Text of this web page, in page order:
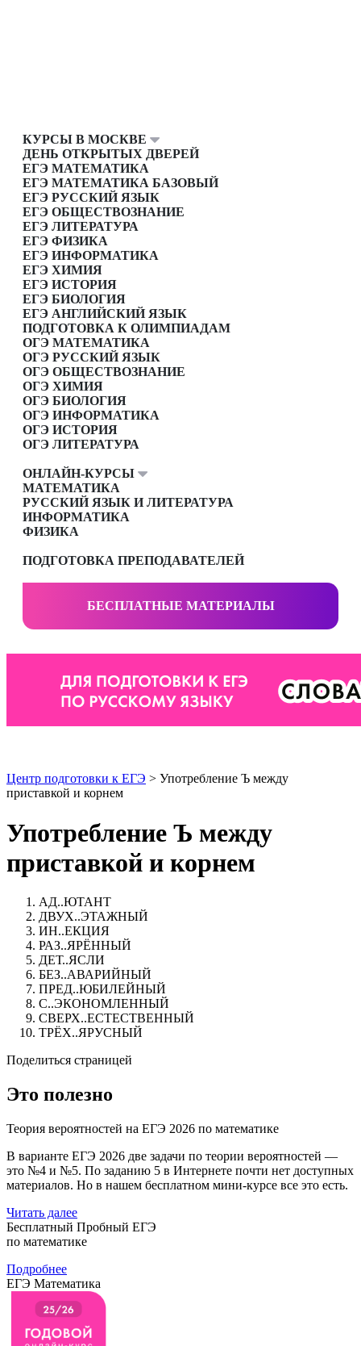
КУРСЫ В МОСКВЕ
ДЕНЬ ОТКРЫТЫХ ДВЕРЕЙ
ЕГЭ МАТЕМАТИКА
ЕГЭ МАТЕМАТИКА БАЗОВЫЙ
ЕГЭ РУССКИЙ ЯЗЫК
ЕГЭ ОБЩЕСТВОЗНАНИЕ
ЕГЭ ЛИТЕРАТУРА
ЕГЭ ФИЗИКА
ЕГЭ ИНФОРМАТИКА
ЕГЭ ХИМИЯ
ЕГЭ ИСТОРИЯ
ЕГЭ БИОЛОГИЯ
ЕГЭ АНГЛИЙСКИЙ ЯЗЫК
ПОДГОТОВКА К ОЛИМПИАДАМ
ОГЭ МАТЕМАТИКА
ОГЭ РУССКИЙ ЯЗЫК
ОГЭ ОБЩЕСТВОЗНАНИЕ
ОГЭ ХИМИЯ
ОГЭ БИОЛОГИЯ
ОГЭ ИНФОРМАТИКА
ОГЭ ИСТОРИЯ
ОГЭ ЛИТЕРАТУРА
ОНЛАЙН-КУРСЫ
МАТЕМАТИКА
РУССКИЙ ЯЗЫК И ЛИТЕРАТУРА
ИНФОРМАТИКА
ФИЗИКА
ПОДГОТОВКА ПРЕПОДАВАТЕЛЕЙ
БЕСПЛАТНЫЕ МАТЕРИАЛЫ
Центр подготовки к ЕГЭ > Употребление Ъ между
приставкой и корнем
Употребление Ъ между
приставкой и корнем
АД..ЮТАНТ
ДВУХ..ЭТАЖНЫЙ
ИН..ЕКЦИЯ
РАЗ..ЯРЁННЫЙ
ДЕТ..ЯСЛИ
БЕЗ..АВАРИЙНЫЙ
ПРЕД..ЮБИЛЕЙНЫЙ
С..ЭКОНОМЛЕННЫЙ
СВЕРХ..ЕСТЕСТВЕННЫЙ
ТРЁХ..ЯРУСНЫЙ
Поделиться страницей
Это полезно
Теория вероятностей на ЕГЭ 2026 по математике
В варианте ЕГЭ 2026 две задачи по теории вероятностей —
это №4 и №5. По заданию 5 в Интернете почти нет доступных
материалов. Но в нашем бесплатном мини-курсе все это есть.
Читать далее
Бесплатный Пробный ЕГЭ
по математике
Подробнее
ЕГЭ Математика